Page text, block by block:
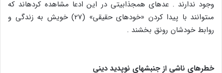
وجود ندارند . عده‏اى هم‏جذابیتى در این ادعا مشاهده کرده‏اند که
مى‏توانند با پیدا کردن «خودهاى حقیقى‏» (27) خویش به زندگى و
روابط خودشان رونق بخشند .
خطرهاى ناشى از جنبش‏هاى نوپدید دینى